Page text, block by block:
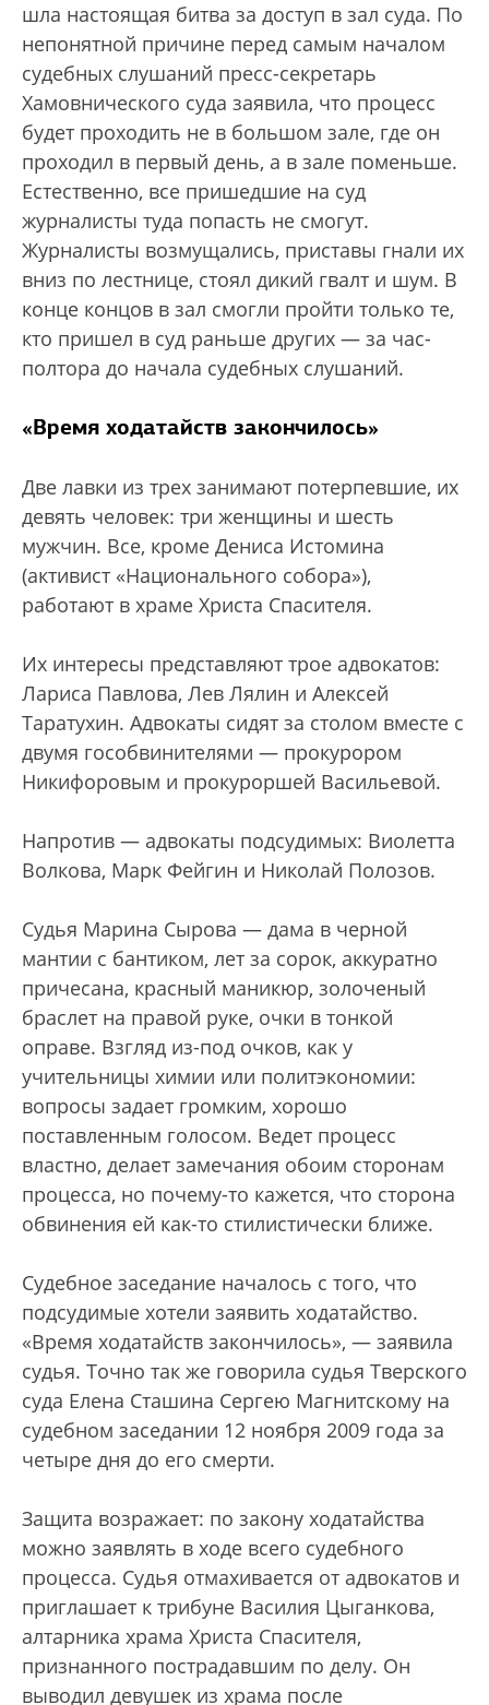
шла настоящая битва за доступ в зал суда. По
непонятной причине перед самым началом
судебных слушаний пресс-секретарь
Хамовнического суда заявила, что процесс
будет проходить не в большом зале, где он
проходил в первый день, а в зале поменьше.
Естественно, все пришедшие на суд
журналисты туда попасть не смогут.
Журналисты возмущались, приставы гнали их
вниз по лестнице, стоял дикий гвалт и шум. В
конце концов в зал смогли пройти только те,
кто пришел в суд раньше других — за час-
полтора до начала судебных слушаний.
«Время ходатайств закончилось»
Две лавки из трех занимают потерпевшие, их
девять человек: три женщины и шесть
мужчин. Все, кроме Дениса Истомина
(активист «Национального собора»),
работают в храме Христа Спасителя.
Их интересы представляют трое адвокатов:
Лариса Павлова, Лев Лялин и Алексей
Таратухин. Адвокаты сидят за столом вместе с
двумя гособвинителями — прокурором
Никифоровым и прокуроршей Васильевой.
Напротив — адвокаты подсудимых: Виолетта
Волкова, Марк Фейгин и Николай Полозов.
Судья Марина Сырова — дама в черной
мантии с бантиком, лет за сорок, аккуратно
причесана, красный маникюр, золоченый
браслет на правой руке, очки в тонкой
оправе. Взгляд из-под очков, как у
учительницы химии или политэкономии:
вопросы задает громким, хорошо
поставленным голосом. Ведет процесс
властно, делает замечания обоим сторонам
процесса, но почему-то кажется, что сторона
обвинения ей как-то стилистически ближе.
Судебное заседание началось с того, что
подсудимые хотели заявить ходатайство.
«Время ходатайств закончилось», — заявила
судья. Точно так же говорила судья Тверского
суда Елена Сташина Сергею Магнитскому на
судебном заседании 12 ноября 2009 года за
четыре дня до его смерти.
Защита возражает: по закону ходатайства
можно заявлять в ходе всего судебного
процесса. Судья отмахивается от адвокатов и
приглашает к трибуне Василия Цыганкова,
алтарника храма Христа Спасителя,
признанного пострадавшим по делу. Он
выводил девушек из храма после